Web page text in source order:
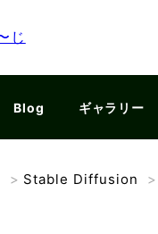
Blog ギャラリー
> Stable Diffusion >